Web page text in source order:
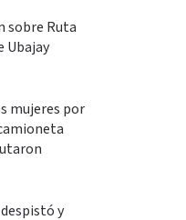
sobre Ruta
Ubajay
mujeres por
y